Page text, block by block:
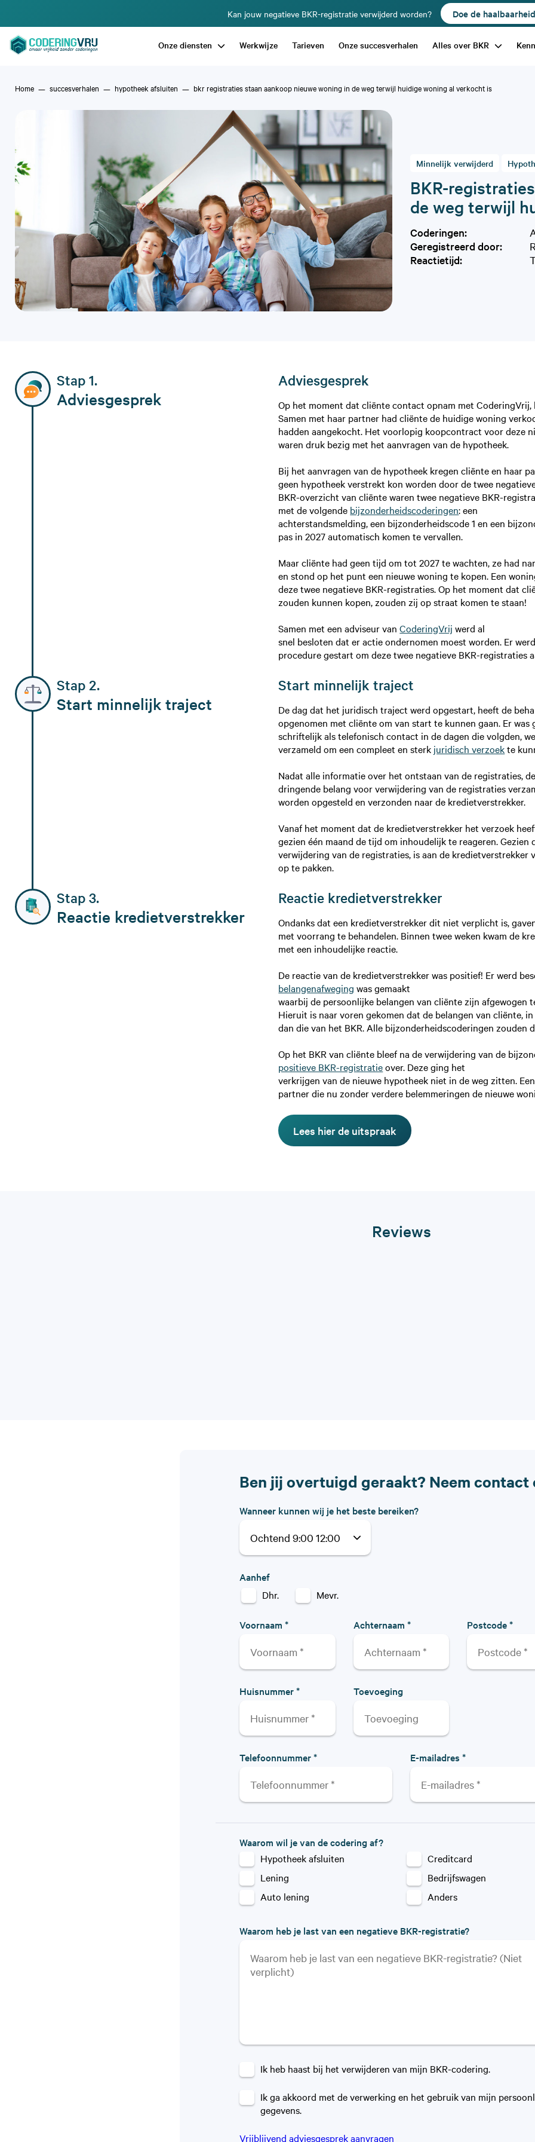
Kan jouw negatieve BKR-registratie verwijderd worden? Doe de
Onze diensten Werkwijze Tarieven Onze succesverhalen Alles over BKR
Home succesverhalen hypotheek afsluiten bkr registraties staan aankoop nieuwe woning in de weg terwijl huidige woning al verkocht is
Minnelijk verwijderd
BKR-
de weg terwijl
Coderingen:
Geregistreerd door:
Reactietijd:
Stap 1.
Adviesgesprek
Adviesgesprek
Op het moment dat cliënte contact opnam met
Samen met haar partner had cliënte de huidige woning
hadden aangekocht. Het voorlopig koopcontract voor deze
waren druk bezig met het aanvragen van de hypotheek.
Bij het aanvragen van de hypotheek kregen cliënte en haar
geen hypotheek verstrekt kon worden door de twee
BKR-overzicht van cliënte waren twee negatieve BKR-
met de volgende bijzonderheidscoderingen: een
achterstandsmelding, een bijzonderheidscode 1 en een
pas in 2027 automatisch komen te vervallen.
Maar cliënte had geen tijd om tot 2027 te wachten, ze had
en stond op het punt een nieuwe woning te kopen. Een
deze twee negatieve BKR-registraties. Op het moment dat
zouden kunnen kopen, zouden zij op straat komen te staan!
Samen met een adviseur vanCoderingVrij werd al
snel besloten dat er actie ondernomen moest worden. Er
procedure gestart om deze twee negatieve BKR-registraties
Stap 2.
Start minnelijk traject
Start minnelijk traject
De dag dat het juridisch traject werd opgestart, heeft de
opgenomen met cliënte om van start te kunnen gaan. Er
schriftelijk als telefonisch contact in de dagen die volgden,
verzameld om een compleet en sterk juridisch verzoekte
Nadat alle informatie over het ontstaan van de registraties,
dringende belang voor verwijdering van de registraties
worden opgesteld en verzonden naar de kredietverstrekker.
Vanaf het moment dat de kredietverstrekker het verzoek
gezien één maand de tijd om inhoudelijk te reageren.
verwijdering van de registraties, is aan de
op te pakken.
Stap 3.
Reactie kredietverstrekker
Reactie kredietverstrekker
Ondanks dat een kredietverstrekker dit niet verplicht is,
met voorrang te behandelen. Binnen twee weken kwam de
met een inhoudelijke reactie.
De reactie van de kredietverstrekker was positief! Er werd
belangenafweging was gemaakt
waarbij de persoonlijke belangen van cliënte zijn afgewogen
Hieruit is naar voren gekomen dat de belangen van cliënte,
dan die van het BKR. Alle bijzonderheidscoderingen zouden
Op het BKR van cliënte bleef na de verwijdering van de
positieve BKR-registratieover. Deze ging het
verkrijgen van de nieuwe hypotheek niet in de weg zitten.
partner die nu zonder verdere belemmeringen de nieuwe
Lees hier de uitspraak
Reviews
Ben jij overtuigd geraakt? Neem contact
Wanneer kunnen wij je het beste bereiken?
Aanhef
Dhr.
Mevr.
Voornaam * Achternaam * Postcode *
Huisnummer * Toevoeging
Telefoonnummer * E-mailadres *
Waarom wil je van de codering af?
Hypotheek afsluiten
Lening
Auto lening
Creditcard
Bedrijfswagen
Anders
Waarom heb je last van een negatieve BKR-registratie?
Ik heb haast bij het verwijderen van mijn BKR-codering.
Ik ga akkoord met de verwerking en het gebruik van mijn
gegevens.
Vrijblijvend adviesgesprek aanvragen